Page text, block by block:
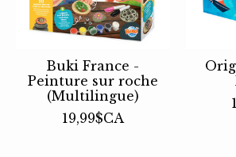
Buki France -
Peinture sur roche
(Multilingue)
19,99$CA